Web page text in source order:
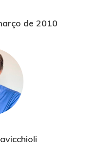
de 2010